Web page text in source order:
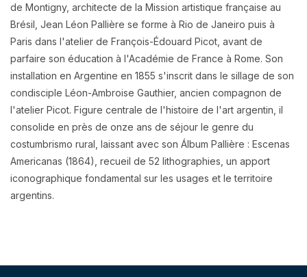
de Montigny, architecte de la Mission artistique française au
Brésil, Jean Léon Pallière se forme à Rio de Janeiro puis à
Paris dans l'atelier de François-Édouard Picot, avant de
parfaire son éducation à l'Académie de France à Rome. Son
installation en Argentine en 1855 s'inscrit dans le sillage de son
condisciple Léon-Ambroise Gauthier, ancien compagnon de
l'atelier Picot. Figure centrale de l'histoire de l'art argentin, il
consolide en près de onze ans de séjour le genre du
costumbrismo rural, laissant avec son Álbum Pallière : Escenas
Americanas (1864), recueil de 52 lithographies, un apport
iconographique fondamental sur les usages et le territoire
argentins.